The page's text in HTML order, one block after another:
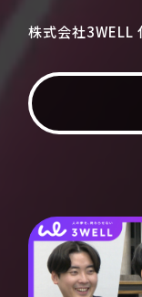
株式会社